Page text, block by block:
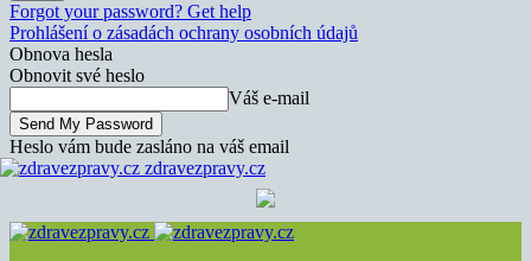
Forgot your password? Get help
Prohlášení o zásadách ochrany osobních údajů
Obnova hesla
Obnovit své heslo
Váš e-mail
Heslo vám bude zasláno na váš email
zdravezpravy.cz